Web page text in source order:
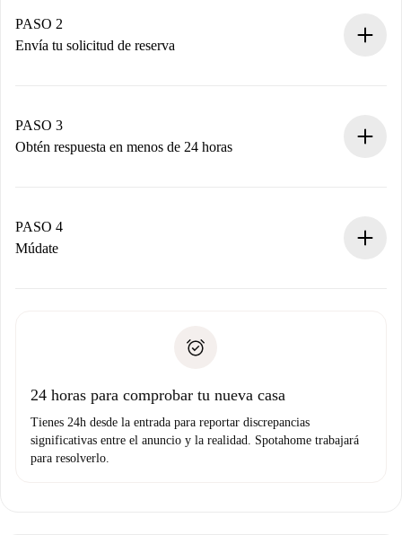
Tienes toda la información necesaria por adelantado.
PASO 2
Envía tu solicitud de reserva
propietario acepte.
PASO 3
Obtén respuesta en menos de 24 horas
contacto con el propietario.
Si es rechazada: No te haremos ningún cargo y te
Prueba de solvencia
PASO 4
Múdate
no nos comunicas ningún problema.
24 horas para comprobar tu nueva casa
Tienes 24h desde la entrada para reportar discrepancias
significativas entre el anuncio y la realidad. Spotahome trabajará
para resolverlo.